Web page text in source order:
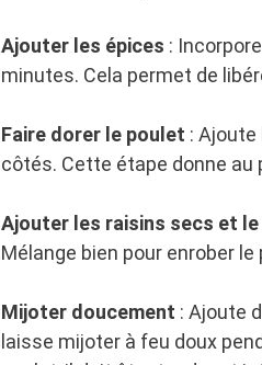
Ajouter les épices :
minutes. Cela permet de
Faire dorer le poulet :
côtés. Cette étape donne au
Ajouter les raisins secs et le
Mélange bien pour enrober
Mijoter doucement : Ajoute
laisse mijoter à feu doux